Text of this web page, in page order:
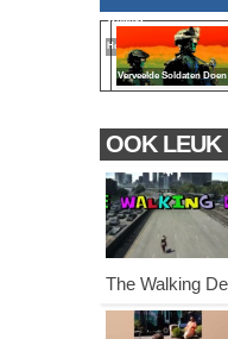
Whitney
Houston
Verveelde Soldaten
OOK LEUK
The Walking